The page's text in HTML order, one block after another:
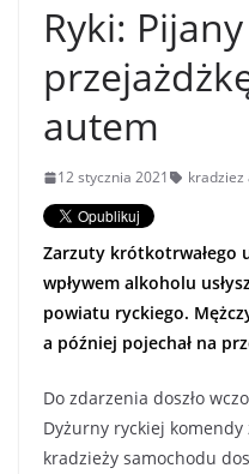
Ryki:
autem
12 stycznia 2021 kradziez
Zarzuty krótkotrwałego
wpływem alkoholu
powiatu ryckiego.
a później pojechał na
Do zdarzenia doszło
Dyżurny ryckiej
kradzieży samochodu